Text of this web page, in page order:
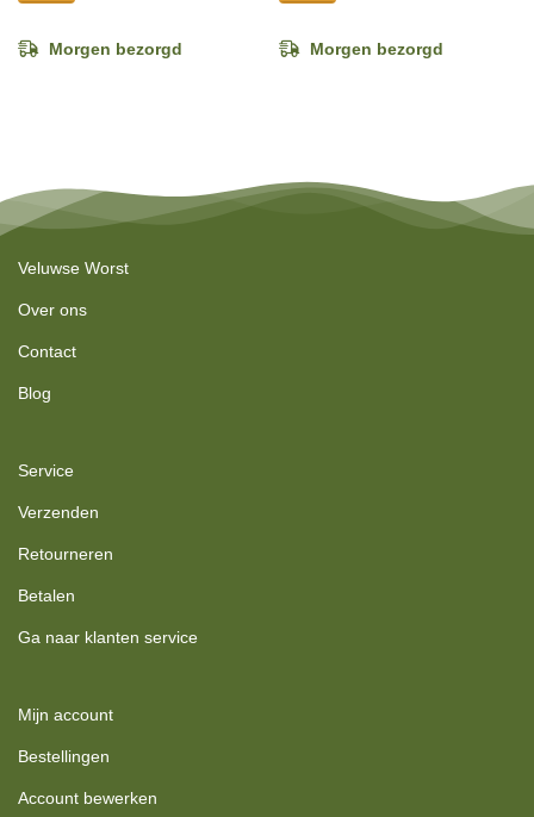
Morgen bezorgd Morgen bezorgd
Veluwse Worst
Over ons
Contact
Blog
Service
Verzenden
Retourneren
Betalen
Ga naar klanten service
Mijn account
Bestellingen
Account bewerken